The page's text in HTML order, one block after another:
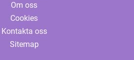
Om oss
Cookies
Kontakta oss
Sitemap